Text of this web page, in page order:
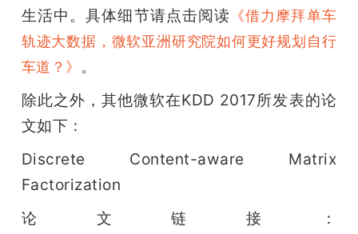
生活中。具体细节请点击阅读 《借力摩拜单车
轨迹大数据，微软亚洲研究院如何更好规划自行
车道？》
。
除此之外，其他微软在KDD 2017所发表的论
文如下：
Discrete Content-aware Matrix
Factorization
论文链接：